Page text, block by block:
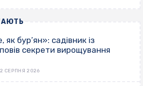
бур’ян»: садівник із
секрети вирощування
2 СЕРПНЯ 2026